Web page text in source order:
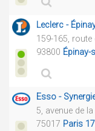
Leclerc -
159-165, route
93800 Épinay-
Esso -
5, avenue de
75017 Paris